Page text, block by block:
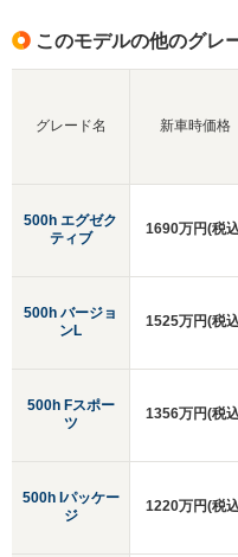
このモデルの他のグレ
グレード名
500h エグゼク
ティブ
500h バージョ
ンL
500h Fスポー
ツ
500h Iパッケー
ジ
新車時価格
1690万円(税
1525万円(税
1356万円(税
1220万円(税